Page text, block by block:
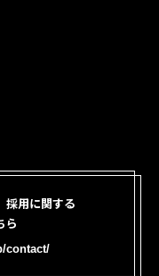
採用に関する
ら
contact/